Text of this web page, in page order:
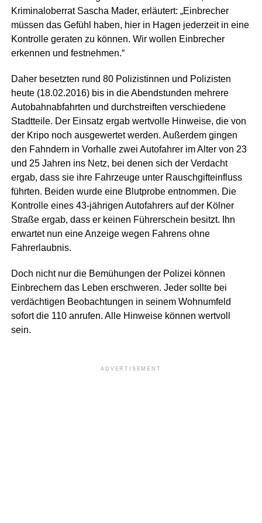
Kriminaloberrat Sascha Mader, erläutert: „Einbrecher
müssen das Gefühl haben, hier in Hagen jederzeit in eine
Kontrolle geraten zu können. Wir wollen Einbrecher
erkennen und festnehmen.“
Daher besetzten rund 80 Polizistinnen und Polizisten
heute (18.02.2016) bis in die Abendstunden mehrere
Autobahnabfahrten und durchstreiften verschiedene
Stadtteile. Der Einsatz ergab wertvolle Hinweise, die von
der Kripo noch ausgewertet werden. Außerdem gingen
den Fahndern in Vorhalle zwei Autofahrer im Alter von 23
und 25 Jahren ins Netz, bei denen sich der Verdacht
ergab, dass sie ihre Fahrzeuge unter Rauschgifteinfluss
führten. Beiden wurde eine Blutprobe entnommen. Die
Kontrolle eines 43-jährigen Autofahrers auf der Kölner
Straße ergab, dass er keinen Führerschein besitzt. Ihn
erwartet nun eine Anzeige wegen Fahrens ohne
Fahrerlaubnis.
Doch nicht nur die Bemühungen der Polizei können
Einbrechern das Leben erschweren. Jeder sollte bei
verdächtigen Beobachtungen in seinem Wohnumfeld
sofort die 110 anrufen. Alle Hinweise können wertvoll
sein.
ADVERTISEMENT